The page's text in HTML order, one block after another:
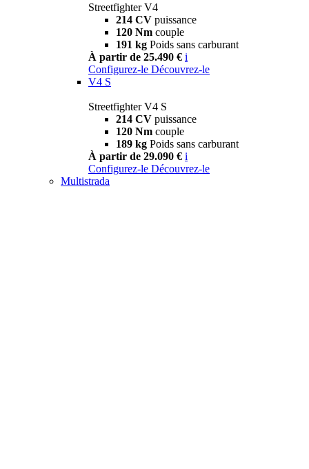
Streetfighter V4
214 CV puissance
120 Nm couple
191 kg Poids sans carburant
À partir de 25.490 € i
Configurez-le Découvrez-le
V4 S
Streetfighter V4 S
214 CV puissance
120 Nm couple
189 kg Poids sans carburant
À partir de 29.090 € i
Configurez-le Découvrez-le
Multistrada